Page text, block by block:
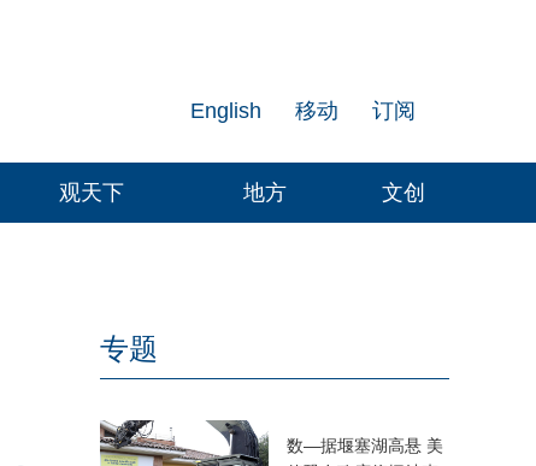
订阅
移动
English
观天下 地方 文创
专题
数—据堰塞湖高悬 美